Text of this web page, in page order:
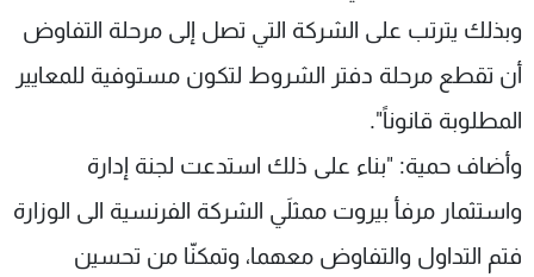
وبذلك يترتب على الشركة التي تصل إلى مرحلة التفاوض
أن تقطع مرحلة دفتر الشروط لتكون مستوفية للمعايير
المطلوبة قانوناً".
وأضاف حمية: "بناء على ذلك استدعت لجنة إدارة
واستثمار مرفأ بيروت ممثلَي الشركة الفرنسية الى الوزارة
فتم التداول والتفاوض معهما، وتمكنّا من تحسين